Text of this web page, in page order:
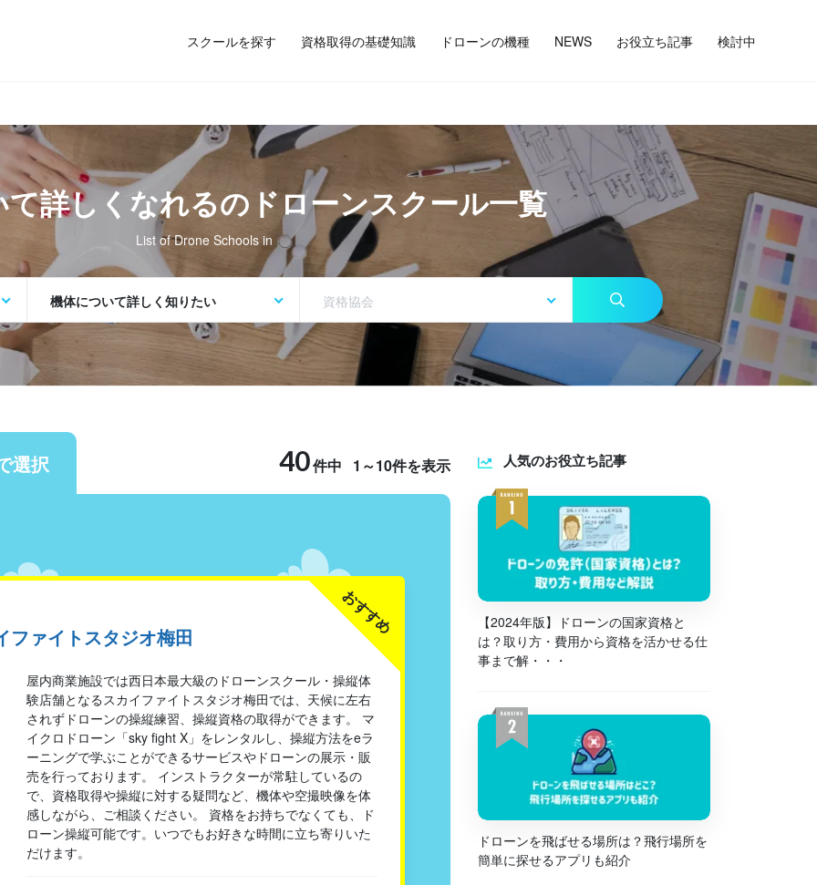
スクールを探す 資格取得の基礎知識 ドローンの機種 NEWS お役立ち記事 検討中
詳しくなれるの ドローンスクール一覧
List of Drone Schools in
機体について詳しく知りたい 資格協会
選択 40件中 1～10件を表示
おすすめ
ファイトスタジオ梅田
屋内商業施設では西日本最大級のドローンスクール・操縦体
験店舗となるスカイファイトスタジオ梅田では、天候に左右
されずドローンの操縦練習、操縦資格の取得ができます。 マ
イクロドローン「sky fight X」をレンタルし、操縦方法をeラ
ーニングで学ぶことができるサービスやドローンの展示・販
売を行っております。 インストラクターが常駐しているの
で、資格取得や操縦に対する疑問など、機体や空撮映像を体
感しながら、ご相談ください。 資格をお持ちでなくても、ド
ローン操縦可能です。いつでもお好きな時間に立ち寄りいた
だけます。
人気のお役立ち記事
【2024年版】ドローンの国家資格と
は？取り方・費用から資格を活かせる仕
事まで解・・・
ドローンを飛ばせる場所は？飛行場所を
簡単に探せるアプリも紹介